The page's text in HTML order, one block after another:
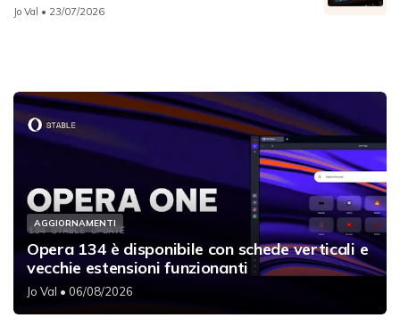
Jo Val • 23/07/2026
AGGIORNAMENTI
Opera 134 è disponibile con schede verticali e
vecchie estensioni funzionanti
Jo Val • 06/08/2026